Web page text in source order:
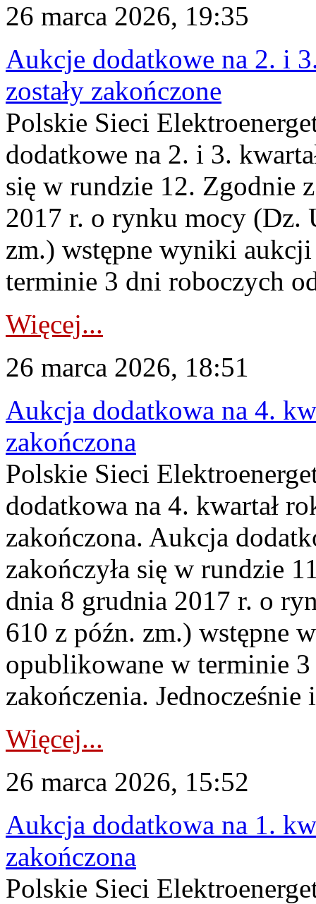
26 marca 2026, 19:35
Aukcje dodatkowe na 2. i
zostały zakończone
Polskie Sieci
dodatkowe na 2. i 3.
się w rundzie 12. Zgodnie
2017 r. o rynku mocy (Dz.
zm.) wstępne wyniki
terminie 3 dni roboczych
Więcej...
26 marca 2026, 18:51
Aukcja dodatkowa na 4.
zakończona
Polskie Sieci
dodatkowa na 4. kwartał
zakończona. Aukcja
zakończyła się w rundzie
dnia 8 grudnia 2017 r. o
610 z późn. zm.) wstępne
opublikowane w terminie
zakończenia.
Więcej...
26 marca 2026, 15:52
Aukcja dodatkowa na 1.
zakończona
Polskie Sieci